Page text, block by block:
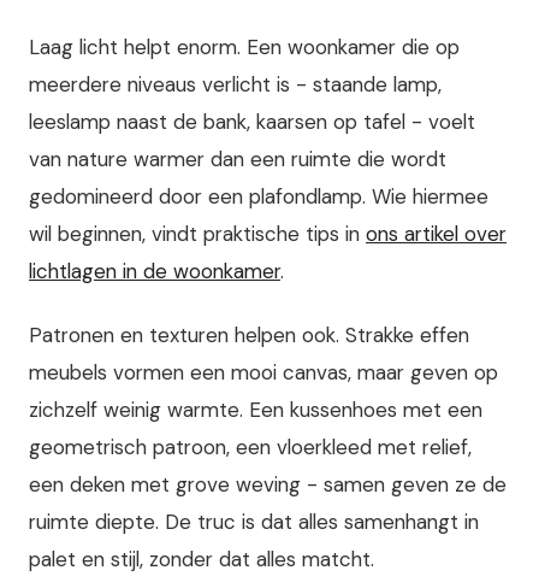
Laag licht helpt enorm. Een woonkamer die op
meerdere niveaus verlicht is - staande lamp,
leeslamp naast de bank, kaarsen op tafel - voelt
van nature warmer dan een ruimte die wordt
gedomineerd door een plafondlamp. Wie hiermee
wil beginnen, vindt praktische tips in ons artikel over
lichtlagen in de woonkamer.
Patronen en texturen helpen ook. Strakke effen
meubels vormen een mooi canvas, maar geven op
zichzelf weinig warmte. Een kussenhoes met een
geometrisch patroon, een vloerkleed met relief,
een deken met grove weving - samen geven ze de
ruimte diepte. De truc is dat alles samenhangt in
palet en stijl, zonder dat alles matcht.